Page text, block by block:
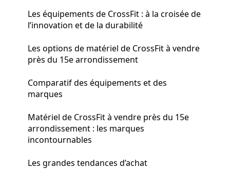
Les équipements de CrossFit : à la croisée de
l’innovation et de la durabilité
Les options de matériel de CrossFit à vendre
près du 15e arrondissement
Comparatif des équipements et des
marques
Matériel de CrossFit à vendre près du 15e
arrondissement : les marques
incontournables
Les grandes tendances d’achat